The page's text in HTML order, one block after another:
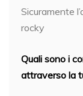
Sicuramente
rocky
Quali sono i
attraverso la